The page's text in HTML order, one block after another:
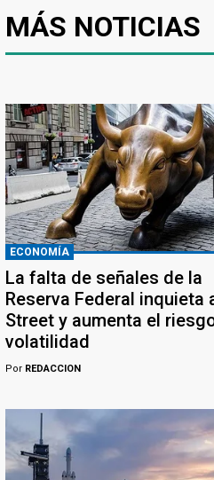
MÁS NOTICIAS
ECONOMÍA
La falta de señales de la
Reserva Federal inquieta
Street y aumenta el
volatilidad
Por REDACCION